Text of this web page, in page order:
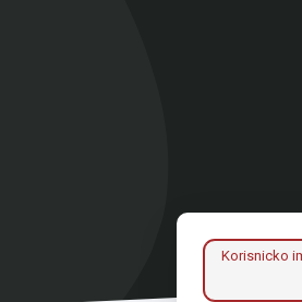
Korisnicko